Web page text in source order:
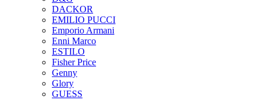
DACKOR
EMILIO PUCCI
Emporio Armani
Enni Marco
ESTILO
Fisher Price
Genny
Glory
GUESS